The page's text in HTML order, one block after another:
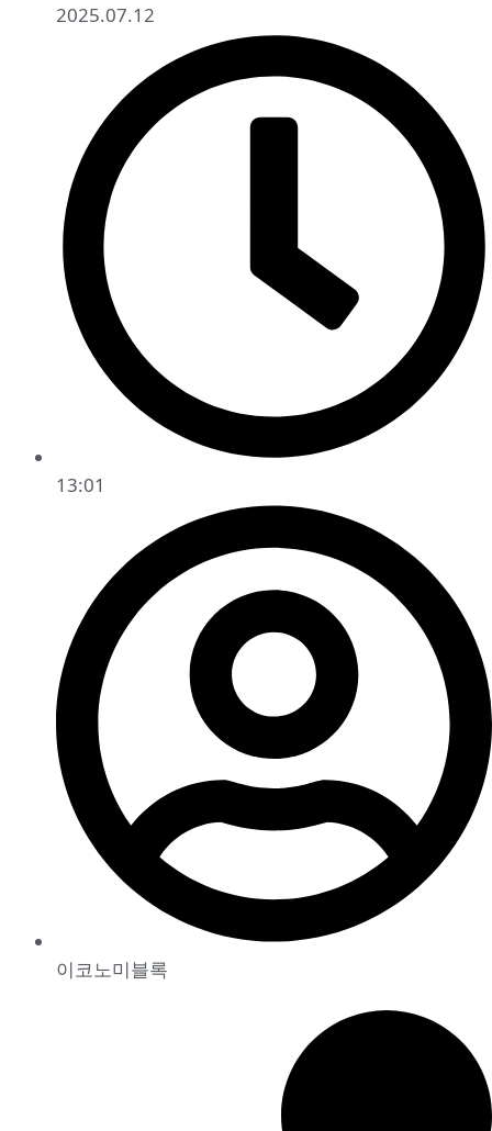
2025.07.12
13:01
이코노미블록